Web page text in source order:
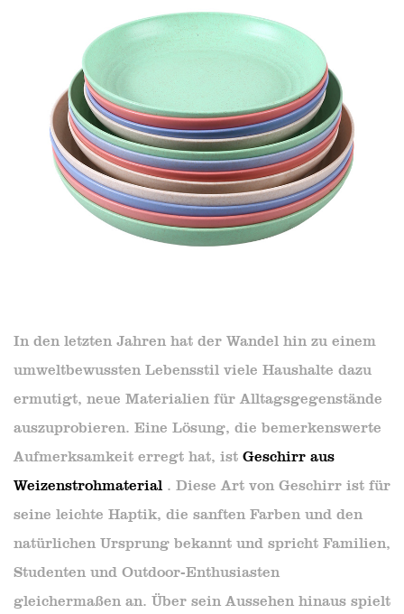
In den letzten Jahren hat der Wandel hin zu einem
umweltbewussten Lebensstil viele Haushalte dazu
ermutigt, neue Materialien für Alltagsgegenstände
auszuprobieren. Eine Lösung, die bemerkenswerte
Aufmerksamkeit erregt hat, ist Geschirr aus
Weizenstrohmaterial . Diese Art von Geschirr ist für
seine leichte Haptik, die sanften Farben und den
natürlichen Ursprung bekannt und spricht Familien,
Studenten und Outdoor-Enthusiasten
gleichermaßen an. Über sein Aussehen hinaus spielt